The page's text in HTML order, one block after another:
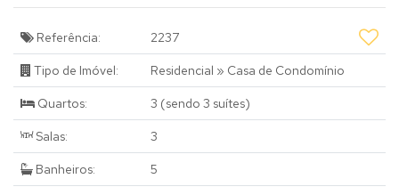
Referência: 2237
Tipo de Imóvel: Residencial » Casa de Condomínio
Quartos: 3 (sendo 3 suítes)
Salas: 3
Banheiros: 5